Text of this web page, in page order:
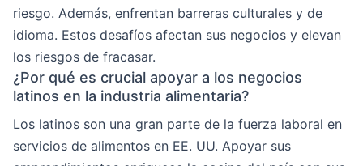
riesgo. Además, enfrentan barreras culturales y de
idioma. Estos desafíos afectan sus negocios y elevan
los riesgos de fracasar.
¿Por qué es crucial apoyar a los negocios
latinos en la industria alimentaria?
Los latinos son una gran parte de la fuerza laboral en
servicios de alimentos en EE. UU. Apoyar sus